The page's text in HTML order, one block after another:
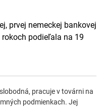
prvej nemeckej bankovej
rokoch podieľala na 19
pracuje v továrni na
podmienkach. Jej